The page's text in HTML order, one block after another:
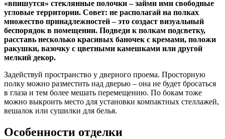
«впишутся» стеклянные полочки – займи ими свободные
угловые территории. Совет: не располагай на полках
множество принадлежностей – это создаст визуальный
беспорядок в помещении. Подведи к полкам подсветку,
расставь несколько красивых баночек с кремами, положи
ракушки, вазочку с цветными камешками или другой
мелкий декор.
Задействуй пространство у дверного проема. Просторную
полку можно разместить над дверью – она не будет бросаться
в глаза и тем более мешать перемещению. По бокам тоже
можно выкроить место для установки компактных стеллажей,
вешалок или сушилки для белья.
Особенности отделки